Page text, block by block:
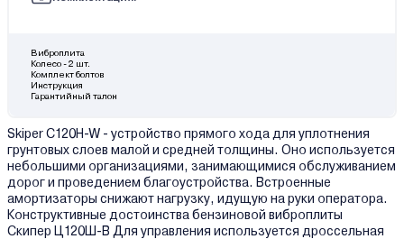
Виброплита
Колесо - 2 шт.
Комплект болтов
Инструкция
Гарантийный талон
Skiper C120H-W - устройство прямого хода для уплотнения
грунтовых слоев малой и средней толщины. Оно используется
небольшими организациями, занимающимися обслуживанием
дорог и проведением благоустройства. Встроенные
амортизаторы снижают нагрузку, идущую на руки оператора.
Конструктивные достоинства бензиновой виброплиты
Скипер Ц120Ш-В Для управления используется дроссельная